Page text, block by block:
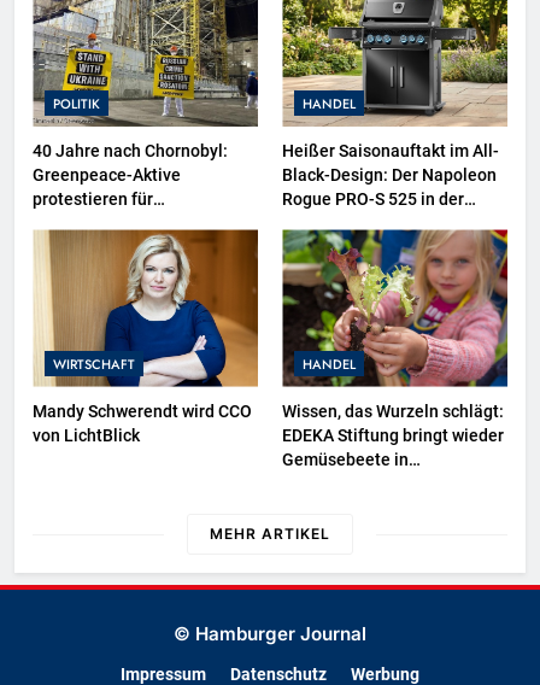
Ausstellungsbereiche im
Polizeimuseum Hamburg
POLITIK
40 Jahre nach Chornobyl:
Greenpeace-Aktive
protestieren für
Wiederaufbau der zerstörten
Schutzhülle / Greenpeace-
Report dokumentiert Folgen
des russischen
Drohnenangriffs
HANDEL
Heißer Saisonauftakt im All-
Black-Design: Der Napoleon
Rogue PRO-S 525 in der
WIRTSCHAFT
Mandy Schwerendt wird CCO
von LichtBlick
HANDEL
Wissen, das Wurzeln schlägt:
EDEKA Stiftung bringt wieder
Gemüsebeete in
MEHR ARTIKEL
© Hamburger Journal
Impressum Datenschutz Werbung